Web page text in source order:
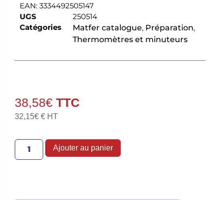
EAN: 3334492505147
UGS
250514
Catégories
Matfer catalogue, Préparation,
Thermomètres et minuteurs
38,58€
32,15€ € HT
Ajouter au panier